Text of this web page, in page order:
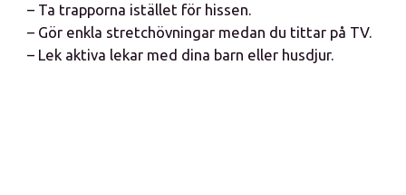
– Ta trapporna istället för hissen.
– Gör enkla stretchövningar medan du tittar på TV.
– Lek aktiva lekar med dina barn eller husdjur.